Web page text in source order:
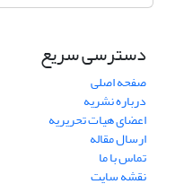
دسترسی سریع
صفحه اصلی
درباره نشریه
اعضای هیات تحریریه
ارسال مقاله
تماس با ما
نقشه سایت